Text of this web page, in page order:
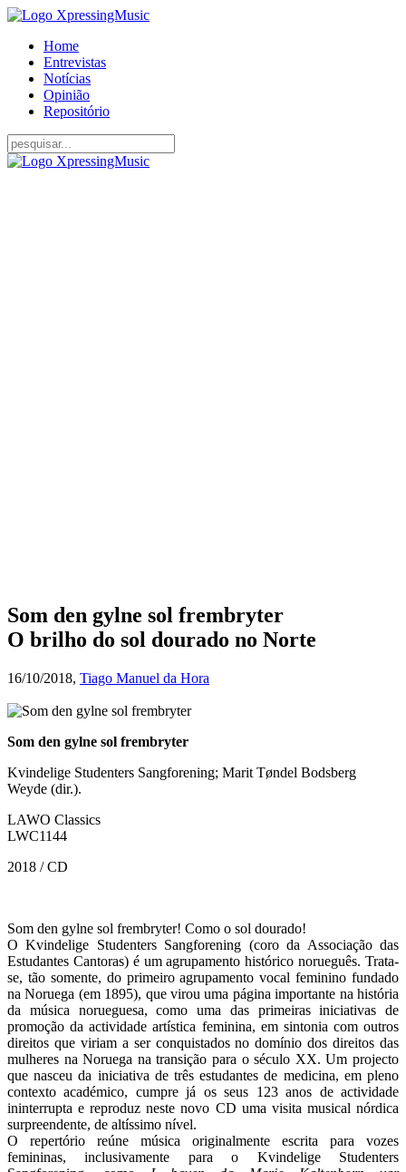
Home
Entrevistas
Notícias
Opinião
Repositório
Som den gylne sol frembryter
O brilho do sol dourado no Norte
16/10/2018, Tiago Manuel da Hora
Som den gylne sol frembryter
Kvindelige Studenters Sangforening; Marit Tøndel Bodsberg
Weyde (dir.).
LAWO Classics
LWC1144
2018 / CD
Som den gylne sol frembryter! Como o sol dourado!
O Kvindelige Studenters Sangforening (coro da Associação das
Estudantes Cantoras) é um agrupamento histórico norueguês. Trata-
se, tão somente, do primeiro agrupamento vocal feminino fundado
na Noruega (em 1895), que virou uma página importante na história
da música norueguesa, como uma das primeiras iniciativas de
promoção da actividade artística feminina, em sintonia com outros
direitos que viriam a ser conquistados no domínio dos direitos das
mulheres na Noruega na transição para o século XX. Um projecto
que nasceu da iniciativa de três estudantes de medicina, em pleno
contexto académico, cumpre já os seus 123 anos de actividade
ininterrupta e reproduz neste novo CD uma visita musical nórdica
surpreendente, de altíssimo nível.
O repertório reúne música originalmente escrita para vozes
femininas, inclusivamente para o Kvindelige Studenters